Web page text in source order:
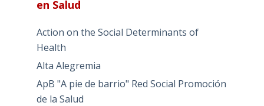
en Salud
Action on the Social Determinants of
Health
Alta Alegremia
ApB "A pie de barrio" Red Social Promoción
de la Salud